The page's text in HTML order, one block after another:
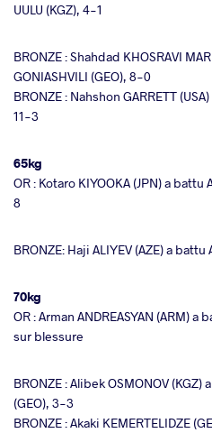
UULU (KGZ), 4-1
BRONZE : Shahdad KHOSRAVI
GONIASHVILI (GEO), 8-0
BRONZE : Nahshon GARRETT
11-3
65kg
OR : Kotaro KIYOOKA (JPN) a battu
8
BRONZE: Haji ALIYEV (AZE) a
70kg
OR : Arman ANDREASYAN (ARM) a
sur blessure
BRONZE : Alibek OSMONOV (KGZ)
(GEO), 3-3
BRONZE : Akaki KEMERTELIDZE